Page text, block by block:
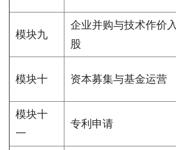
模块九
企业并购与技术作价入
股
模块十 资本募集与基金运营
模块十
一
专利申请